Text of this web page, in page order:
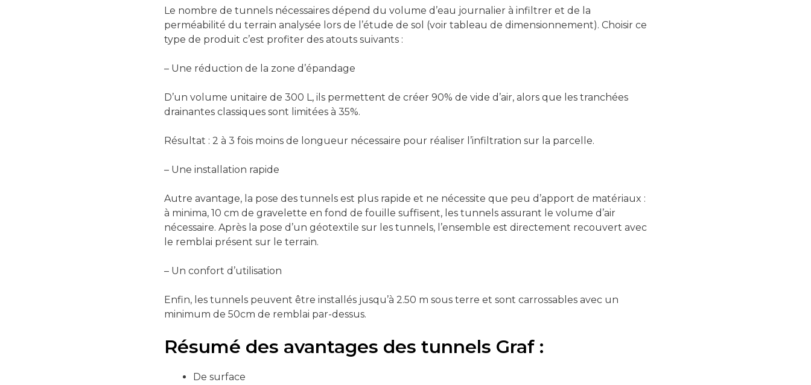
Le nombre de tunnels nécessaires dépend du volume d’eau journalier à infiltrer et de la
perméabilité du terrain analysée lors de l’étude de sol (voir tableau de dimensionnement). Choisir ce
type de produit c’est profiter des atouts suivants :
– Une réduction de la zone d’épandage
D’un volume unitaire de 300 L, ils permettent de créer 90% de vide d’air, alors que les tranchées
drainantes classiques sont limitées à 35%.
Résultat : 2 à 3 fois moins de longueur nécessaire pour réaliser l’infiltration sur la parcelle.
– Une installation rapide
Autre avantage, la pose des tunnels est plus rapide et ne nécessite que peu d’apport de matériaux :
à minima, 10 cm de gravelette en fond de fouille suffisent, les tunnels assurant le volume d’air
nécessaire. Après la pose d’un géotextile sur les tunnels, l’ensemble est directement recouvert avec
le remblai présent sur le terrain.
– Un confort d’utilisation
Enfin, les tunnels peuvent être installés jusqu’à 2.50 m sous terre et sont carrossables avec un
minimum de 50cm de remblai par-dessus.
Résumé des avantages des tunnels Graf :
De surface